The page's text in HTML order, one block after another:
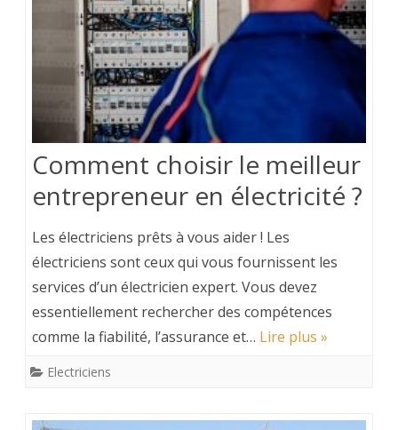
Comment choisir le meilleur
entrepreneur en électricité ?
Les électriciens prêts à vous aider ! Les
électriciens sont ceux qui vous fournissent les
services d’un électricien expert. Vous devez
essentiellement rechercher des compétences
comme la fiabilité, l’assurance et… Lire plus »
Electriciens